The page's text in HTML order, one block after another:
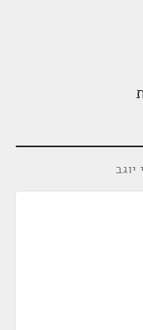
יוגב